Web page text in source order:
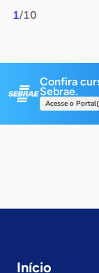
1/10
Confira
Sebrae.
Acesse o Portal
Início